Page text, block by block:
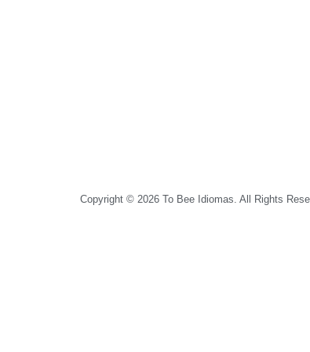
Copyright © 2026 To Bee Idiomas. All Rights